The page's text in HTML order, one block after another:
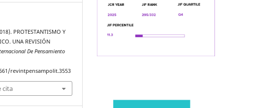
PROTESTANTISMO Y
UNA REVISIÓN
De Pensamiento
revintpensampolit.3553
cita